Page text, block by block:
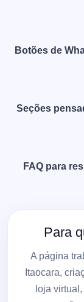
Botões de
Seções
FAQ para
Para
A página
Itaocara,
loja